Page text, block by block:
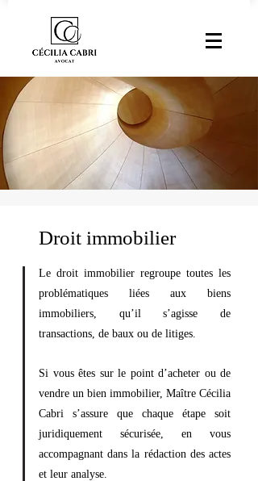
Droit immobilier
Le droit immobilier regroupe toutes les
problématiques liées aux biens
immobiliers, qu’il s’agisse de
transactions, de baux ou de litiges.
Si vous êtes sur le point d’acheter ou de
vendre un bien immobilier, Maître Cécilia
Cabri s’assure que chaque étape soit
juridiquement sécurisée, en vous
accompagnant dans la rédaction des actes
et leur analyse.